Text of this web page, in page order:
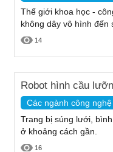
Thế giới khoa học -
không dây vô hình đến
14
Robot hình cầu
Các ngành công nghệ
Trang bị súng lưới,
ở khoảng cách gần.
16